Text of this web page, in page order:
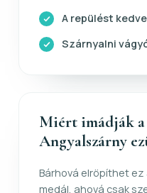
A repülést
Szárnyalni
Miért imádják a
Angyalszárny
Bárhová elröpíthet
medál, ahová csak